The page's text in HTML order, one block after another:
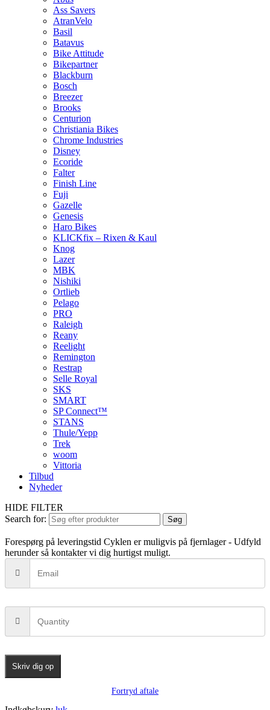
Ass Savers
AtranVelo
Basil
Batavus
Bike Attitude
Bikepartner
Blackburn
Bosch
Breezer
Brooks
Centurion
Christiania Bikes
Chrome Industries
Disney
Ecoride
Falter
Finish Line
Fuji
Gazelle
Genesis
Haro Bikes
KLICKfix – Rixen & Kaul
Knog
Lazer
MBK
Nishiki
Ortlieb
Pelago
PRO
Raleigh
Reany
Reelight
Remington
Restrap
Selle Royal
SKS
SMART
SP Connect™
STANS
Thule/Yepp
Trek
woom
Vittoria
Tilbud
Nyheder
HIDE FILTER
Search for:
Søg
Forespørg på leveringstid Cyklen er muligvis på fjernlager - Udfyld
herunder så kontakter vi dig hurtigst muligt.
Skriv dig op
Fortryd aftale